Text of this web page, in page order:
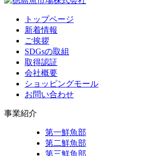
トップページ
新着情報
ご挨拶
SDGsの取組
取得認証
会社概要
ショッピングモール
お問い合わせ
事業紹介
第一鮮魚部
第二鮮魚部
第三鮮魚部